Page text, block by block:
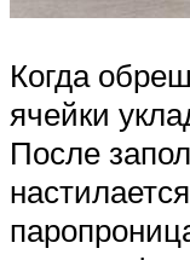
Когда
ячейки
После